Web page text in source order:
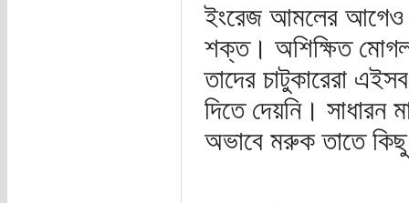
ইংরেজ আমলের আগেও
শক্ত। অশিক্ষিত মোগল
তাদের চাটুকারেরা
দিতে দেয়নি। সাধারন
অভাবে মরুক তাতে কিছু